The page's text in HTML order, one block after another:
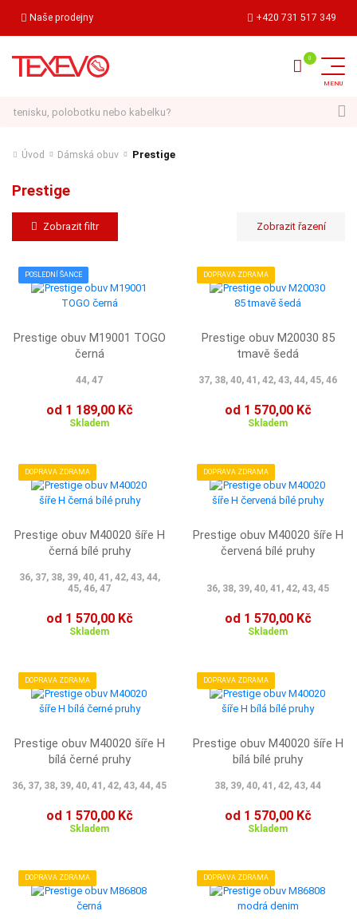
Naše prodejny +420 731 517 349
Úvod Dámská obuv Prestige
Prestige
Zobrazit filtr
POSLEDNÍ ŠANCE
Prestige obuv M19001 TOGO
černá
44, 47
od 1 189,00 Kč
Skladem
DOPRAVA ZDRAMA
Prestige obuv M20030 85
tmavě šedá
37, 38, 40, 41, 42, 43, 44, 45, 46
od 1 570,00 Kč
Skladem
DOPRAVA ZDRAMA
Prestige obuv M40020 šíře H
černá bílé pruhy
36, 37, 38, 39, 40, 41, 42, 43, 44,
45, 46, 47
od 1 570,00 Kč
Skladem
DOPRAVA ZDRAMA
Prestige obuv M40020 šíře H
červená bílé pruhy
36, 38, 39, 40, 41, 42, 43, 45
od 1 570,00 Kč
Skladem
DOPRAVA ZDRAMA
Prestige obuv M40020 šíře H
bílá černé pruhy
36, 37, 38, 39, 40, 41, 42, 43, 44, 45
od 1 570,00 Kč
Skladem
DOPRAVA ZDRAMA
Prestige obuv M40020 šíře H
bílá bílé pruhy
38, 39, 40, 41, 42, 43, 44
od 1 570,00 Kč
Skladem
DOPRAVA ZDRAMA DOPRAVA ZDRAMA